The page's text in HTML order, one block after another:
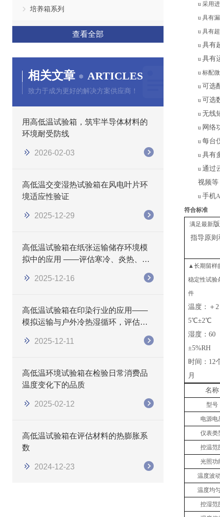
培养箱系列
查看全部
相关文章 ARTICLES
致力于成为更好的解决方案供应商！
用高低温试验箱，筑牢半导体材料的
环境耐受防线
2026-02-03
高低温交变湿热试验箱在风电叶片环
境适应性验证
2025-12-29
高低温试验箱在纸张运输储存环境模
拟中的应用 ——评估寒冷、炎热、湿
2025-12-16
高低温试验箱在印染行业的应用——
模拟运输与户外冷热湿循环，评估色
2025-12-11
高低温环境试验箱在检验日常消费品
温度变化下的品质
2025-02-12
高低温试验箱在评估材料的热膨胀系
数
2024-12-23
u 采用
u 具有
u 具有
u 具有
u 具有
u 标配
u 可选
u 可选
u 无线
u 网络
u 每台
u 具有
u 通过
视频等
u 手机
符合标准
满足最新
指导原则
▲长期留样
稳定性试验
件
温度：＋ 2
5℃±2℃
湿度： 60
±5%RH
时间： 12
月
名称
型号
电源电
仪表类
控温范
光照功
温度波
温度均
控湿范